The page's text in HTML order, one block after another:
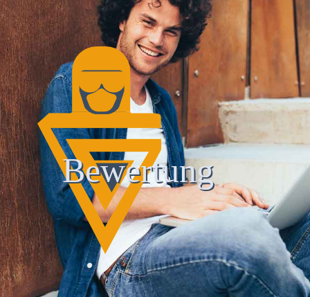
Bewertung